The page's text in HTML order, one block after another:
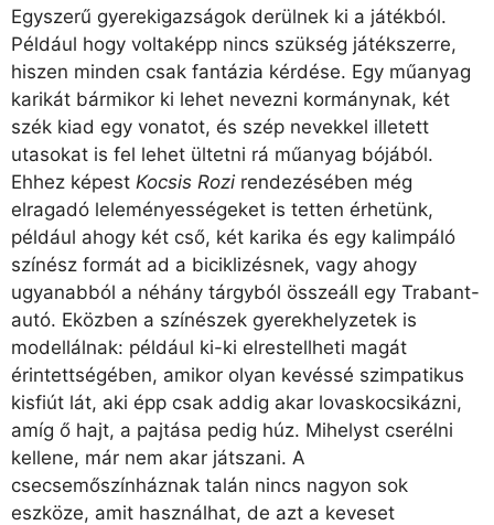
Egyszerű gyerekigazságok derülnek ki a játékból.
Például hogy voltaképp nincs szükség játékszerre,
hiszen minden csak fantázia kérdése. Egy műanyag
karikát bármikor ki lehet nevezni kormánynak, két
szék kiad egy vonatot, és szép nevekkel illetett
utasokat is fel lehet ültetni rá műanyag bójából.
Ehhez képest Kocsis Rozi rendezésében még
elragadó leleményességeket is tetten érhetünk,
például ahogy két cső, két karika és egy kalimpáló
színész formát ad a biciklizésnek, vagy ahogy
ugyanabból a néhány tárgyból összeáll egy Trabant-
autó. Eközben a színészek gyerekhelyzetek is
modellálnak: például ki-ki elrestellheti magát
érintettségében, amikor olyan kevéssé szimpatikus
kisfiút lát, aki épp csak addig akar lovaskocsikázni,
amíg ő hajt, a pajtása pedig húz. Mihelyst cserélni
kellene, már nem akar játszani. A
csecsemőszínháznak talán nincs nagyon sok
eszköze, amit használhat, de azt a keveset